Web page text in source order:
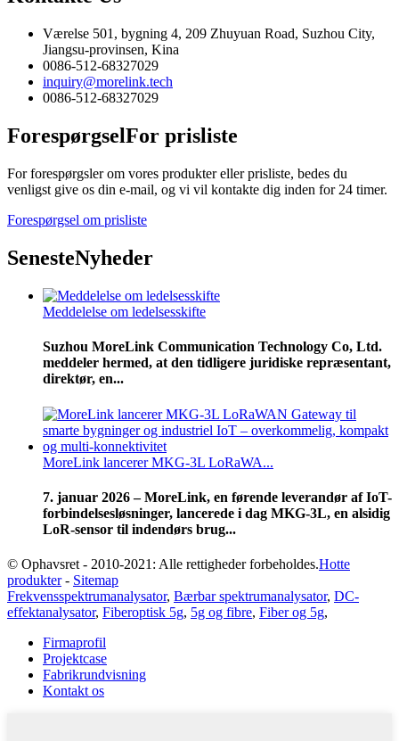
Værelse 501, bygning 4, 209 Zhuyuan Road, Suzhou City,
Jiangsu-provinsen, Kina
0086-512-68327029
inquiry@morelink.tech
0086-512-68327029
ForespørgselFor prisliste
For forespørgsler om vores produkter eller prisliste, bedes du
venligst give os din e-mail, og vi vil kontakte dig inden for 24 timer.
Forespørgsel om prisliste
SenesteNyheder
Meddelelse om ledelsesskifte
Suzhou MoreLink Communication Technology Co, Ltd.
meddeler hermed, at den tidligere juridiske repræsentant,
direktør, en...
MoreLink lancerer MKG-3L LoRaWA...
7. januar 2026 – MoreLink, en førende leverandør af IoT-
forbindelsesløsninger, lancerede i dag MKG-3L, en alsidig
LoR-sensor til indendørs brug...
© Ophavsret - 2010-2021: Alle rettigheder forbeholdes.Hotte
produkter- Sitemap
Frekvensspektrumanalysator, Bærbar spektrumanalysator, DC-
effektanalysator, Fiberoptisk 5g, 5g og fibre, Fiber og 5g,
Firmaprofil
Projektcase
Fabrikrundvisning
Kontakt os